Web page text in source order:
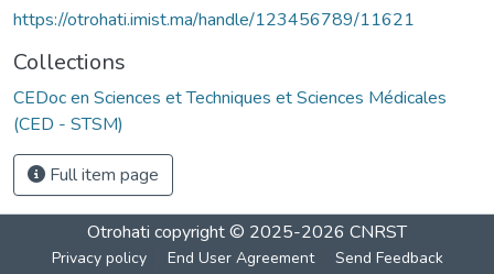
https://otrohati.imist.ma/handle/123456789/11621
Collections
CEDoc en Sciences et Techniques et Sciences Médicales
(CED - STSM)
Full item page
Otrohati copyright © 2025-2026 CNRST
Privacy policy End User Agreement Send Feedback